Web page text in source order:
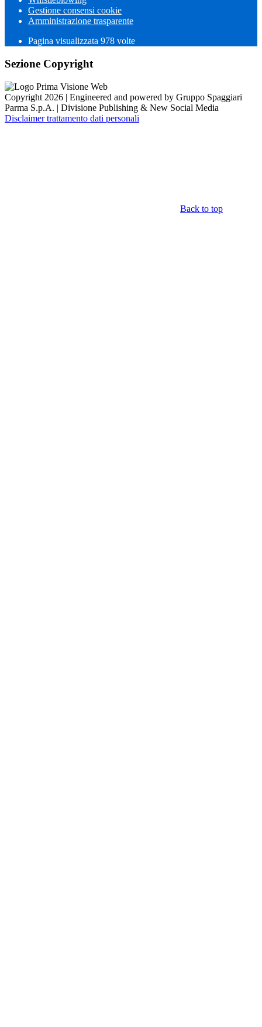
Gestione consensi cookie
Amministrazione trasparente
Pagina visualizzata 978 volte
Sezione Copyright
Copyright 2026 | Engineered and powered by Gruppo Spaggiari
Parma S.p.A. | Divisione Publishing & New Social Media
Disclaimer trattamento dati personali
Back to top